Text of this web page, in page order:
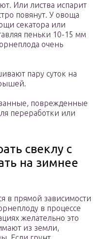
Или листва испарит
повянут. У овоща
секатора или
пеньки 10-15 мм
очень
пару суток на
поврежденные
переработки или
свеклу с
на зимнее
в прямой зависимости
в процессе
желательно это
из земли,